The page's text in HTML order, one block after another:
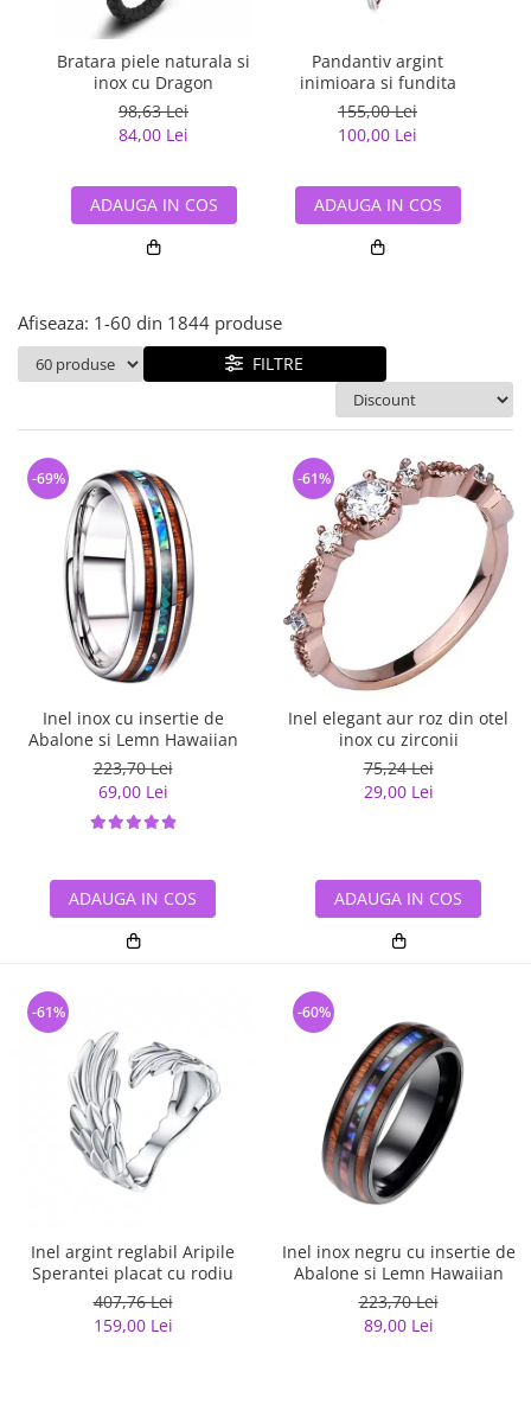
semipretioase
Bijuterii argint placat cu aur
Bijuterii argint cu diverse
Bijuterii de Lux
Bijuterii gotice si rock
Bijuterii Handmade
Bijuterii fantezie
Bijuterii tungsten
Solutii si lavete de curatare
bijuterii argint
Bratara piele naturala si
inox cu Dragon
98,63 Lei
84,00 Lei
ADAUGA IN COS
Pandantiv argint
inimioara si fundita
155,00 Lei
100,00 Lei
ADAUGA IN COS
Afiseaza: 1-60 din 1844 produse
FILTRE
Inel inox cu insertie de
Abalone si Lemn Hawaiian
223,70 Lei
69,00 Lei
-69%
ADAUGA IN COS
Inel elegant aur roz din otel
inox cu zirconii
75,24 Lei
29,00 Lei
-61%
ADAUGA IN COS
Inel argint reglabil Aripile
Sperantei placat cu rodiu
407,76 Lei
159,00 Lei
-61%
Inel inox negru cu insertie de
Abalone si Lemn Hawaiian
223,70 Lei
89,00 Lei
-60%